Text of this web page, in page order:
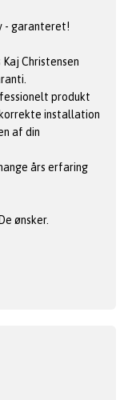
- garanteret!
Christensen
produkt
installation
af din
års erfaring
ønsker.